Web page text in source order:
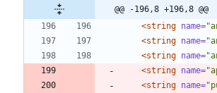
@@ -196,8 +196,8 @@
<string name=
<string name=
<string name=
<string name=
<string name=